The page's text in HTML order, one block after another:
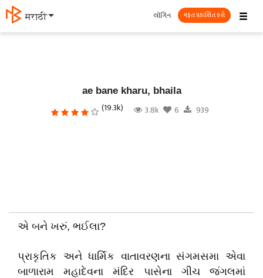
தமிழ் ☰
લૉગિન મફત પ્રકાશિત કરો
ae bane kharu, bhaila
(19.3k) 3.8k 6 939
એ બને ખરું, ભઈલા?
પ્રાકૃતિક અને ધાર્મિક વાતાવરણના સંગમસમા એવા
બાળારામ મહાદેવના મંદિર પાસેના ગીચ જંગલમાં